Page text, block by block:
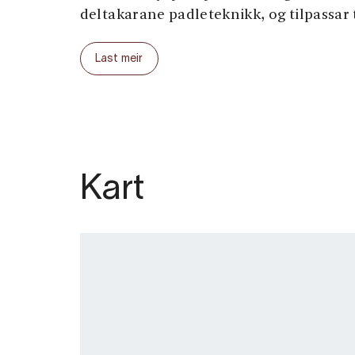
deltakarane padleteknikk, og
Om ynskjeleg kan du og bli med på
På denne turen er padleruta lik som
plass utan vegforbinding.
Nedre aldersgrense på dei tre
Last meir
Kart